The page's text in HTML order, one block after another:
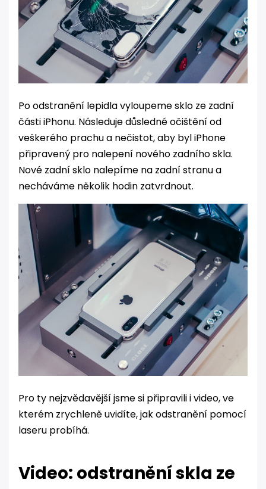
Po odstranění lepidla vyloupeme sklo ze zadní
části iPhonu. Následuje důsledné očištění od
veškerého prachu a nečistot, aby byl iPhone
připravený pro nalepení nového zadního skla.
Nové zadní sklo nalepíme na zadní stranu a
necháváme několik hodin zatvrdnout.
Pro ty nejzvědavější jsme si připravili i video, ve
kterém zrychleně uvidíte, jak odstranění pomocí
laseru probíhá.
Video: odstranění skla ze